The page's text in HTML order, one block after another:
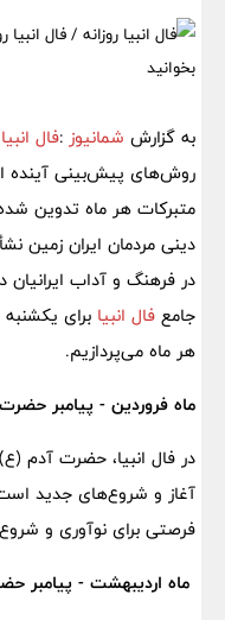
به گزارش شمانیوز :فال انبیا
روش‌های پیش‌بینی آینده
متبرکات هر ماه تدوین
دینی مردمان ایران زمین
در فرهنگ و آداب ایرانیان
جامع فال انبیا
هر ماه می‌پردازیم.
ماه فروردین - پیامبر
در فال انبیا، حضرت آدم
آغاز و شروع‌های جدید
فرصتی برای نوآوری و
ماه اردیبهشت - پیامبر